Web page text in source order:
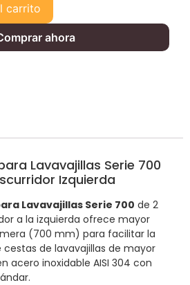
carrito
ahora
Lavavajillas Serie 700
Izquierda
Lavavajillas Serie 700 de 2
a la izquierda ofrece mayor
(700 mm) para facilitar la
de lavavajillas de mayor
acero inoxidable AISI 304 con